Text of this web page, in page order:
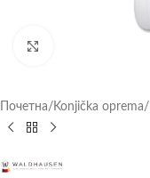
Почетна/ Konjička oprema/